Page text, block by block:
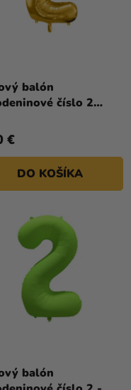
balón
číslo 2
€
DO KOŠÍKA
balón